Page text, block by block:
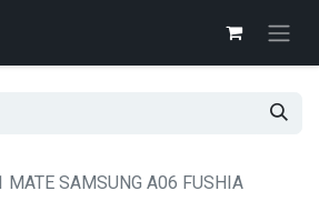
MATE SAMSUNG A06 FUSHIA